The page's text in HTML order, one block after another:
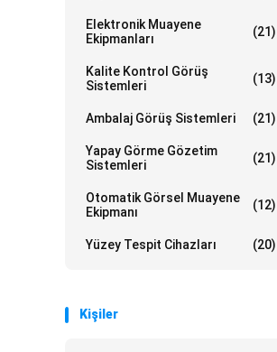
Elektronik Muayene
Ekipmanları
(21)
Kalite Kontrol Görüş
Sistemleri
(13)
Ambalaj Görüş Sistemleri (21)
Yapay Görme Gözetim
Sistemleri
(21)
Otomatik Görsel Muayene
Ekipmanı
(12)
Yüzey Tespit Cihazları (20)
Kişiler